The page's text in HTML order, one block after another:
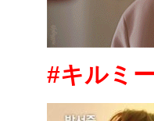
#キルミ